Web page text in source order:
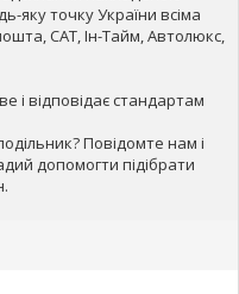
яку точку України всіма
САТ, Ін-Тайм, Автолюкс,
і відповідає стандартам
Повідомте нам і
допомогти підібрати